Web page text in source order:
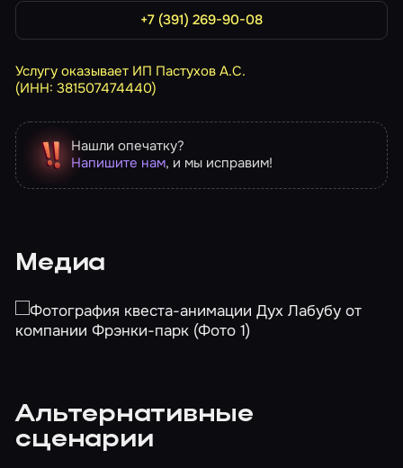
+7 (391) 269-90-08
Услугу оказывает ИП Пастухов А.С.
(ИНН: 381507474440)
Нашли опечатку?
Напишите нам, и мы исправим!
Медиа
Альтернативные
сценарии